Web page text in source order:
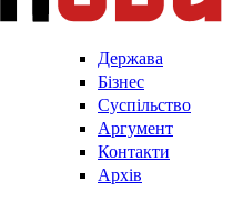
Держава
Бізнес
Суспільство
Аргумент
Контакти
Архів